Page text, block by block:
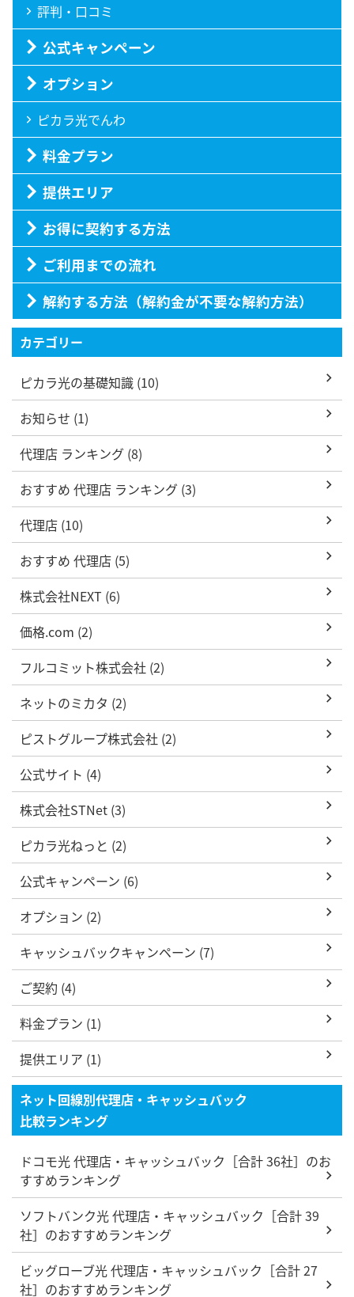
評判・口コミ
公式キャンペーン
オプション
ピカラ光でんわ
料金プラン
提供エリア
お得に契約する方法
ご利用までの流れ
解約する方法（解約金が不要な解約方法）
カテゴリー
ピカラ光の基礎知識 (10)
お知らせ (1)
代理店 ランキング (8)
おすすめ 代理店 ランキング (3)
代理店 (10)
おすすめ 代理店 (5)
株式会社NEXT (6)
価格.com (2)
フルコミット株式会社 (2)
ネットのミカタ (2)
ピストグループ株式会社 (2)
公式サイト (4)
株式会社STNet (3)
ピカラ光ねっと (2)
公式キャンペーン (6)
オプション (2)
キャッシュバックキャンペーン (7)
ご契約 (4)
料金プラン (1)
提供エリア (1)
ネット回線別代理店・キャッシュバック
比較ランキング
ドコモ光 代理店・キャッシュバック［合計 36社］のお
すすめランキング
ソフトバンク光 代理店・キャッシュバック［合計 39
社］のおすすめランキング
ビッグローブ光 代理店・キャッシュバック［合計 27
社］のおすすめランキング